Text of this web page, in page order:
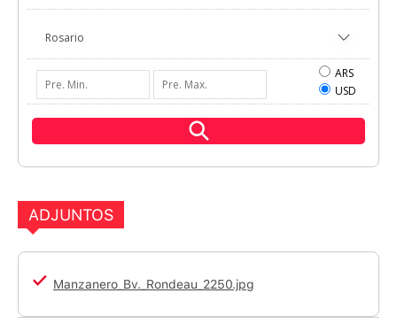
ARS
USD
ADJUNTOS
Manzanero_Bv._Rondeau_2250.jpg